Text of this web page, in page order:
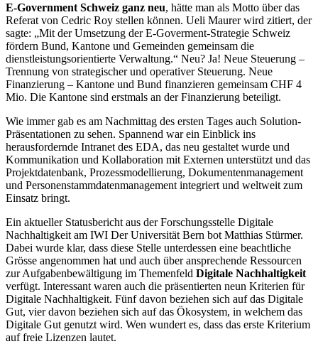
E-Government Schweiz ganz neu, hätte man als Motto über das
Referat von Cedric Roy stellen können. Ueli Maurer wird zitiert, der
sagte: „Mit der Umsetzung der E-Goverment-Strategie Schweiz
fördern Bund, Kantone und Gemeinden gemeinsam die
dienstleistungsorientierte Verwaltung.“ Neu? Ja! Neue Steuerung –
Trennung von strategischer und operativer Steuerung. Neue
Finanzierung – Kantone und Bund finanzieren gemeinsam CHF 4
Mio. Die Kantone sind erstmals an der Finan­zie­rung beteiligt.
Wie immer gab es am Nachmittag des ersten Tages auch Solution-
Präsentationen zu sehen. Spannend war ein Einblick ins
herausfordernde Intranet des EDA, das neu gestaltet wurde und
Kommunikation und Kollaboration mit Externen unterstützt und das
Projektdatenbank, Prozessmodellierung, Dokumentenmanagement
und Personenstammdatenmanagement integriert und weltweit zum
Einsatz bringt.
Ein aktueller Statusbericht aus der Forschungsstelle Digitale
Nachhaltigkeit am IWI Der Universität Bern bot Matthias Stürmer.
Dabei wurde klar, dass diese Stelle unterdessen eine beachtliche
Grösse angenommen hat und auch über ansprechende Ressourcen
zur Aufgabenbewältigung im Themenfeld Digitale Nachhaltigkeit
verfügt. Interessant waren auch die präsentierten neun Kriterien für
Digitale Nachhaltigkeit. Fünf davon beziehen sich auf das Digitale
Gut, vier davon beziehen sich auf das Ökosystem, in welchem das
Digitale Gut genutzt wird. Wen wundert es, dass das erste Kriterium
auf freie Lizenzen lautet.